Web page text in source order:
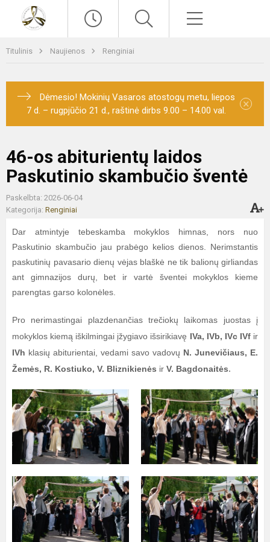
Titulinis Naujienos Renginiai
Dėmesio! Mokinių Vasaros atostogų metu, liepos
7 d. – rugpjūčio 21 d., raštinė dirbs 9.00 – 14.00 val.
×
46-os abiturientų laidos
Paskutinio skambučio šventė
Paskelbta: 2026-06-04
Kategorija: Renginiai
Dar atmintyje tebeskamba mokyklos himnas, nors nuo
Paskutinio skambučio jau prabėgo kelios dienos. Nerimstantis
paskutinių pavasario dienų vėjas blaškė ne tik balionų girliandas
ant gimnazijos durų, bet ir vartė šventei mokyklos kieme
parengtas garso kolonėles.
Pro nerimastingai plazdenančias trečiokų laikomas juostas į
mokyklos kiemą iškilmingai įžygiavo išsirikiavę IVa, IVb, IVc IVfir
IVh klasių abiturientai, vedami savo vadovų N. Junevičiaus, E.
Žemės, R. Kostiuko, V. Bliznikienės ir V. Bagdonaitės.